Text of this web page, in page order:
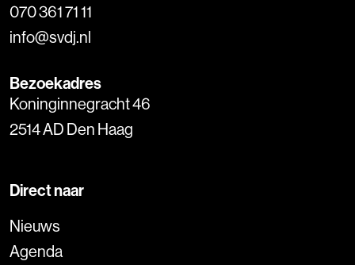
070 361 71 11
info@svdj.nl
Bezoekadres
Koninginnegracht 46
2514 AD Den Haag
Direct naar
Nieuws
Agenda